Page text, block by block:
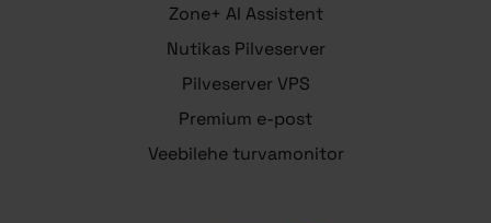
Zone+ AI Assistent
Nutikas Pilveserver
Pilveserver VPS
Premium e-post
Veebilehe turvamonitor